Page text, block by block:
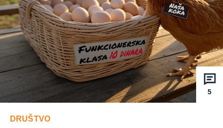
5
DRUŠTVO